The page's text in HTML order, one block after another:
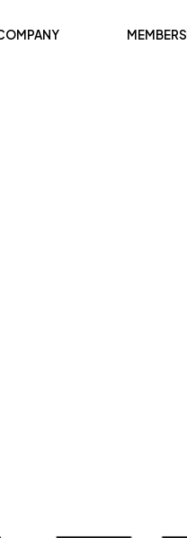
MEMBERS